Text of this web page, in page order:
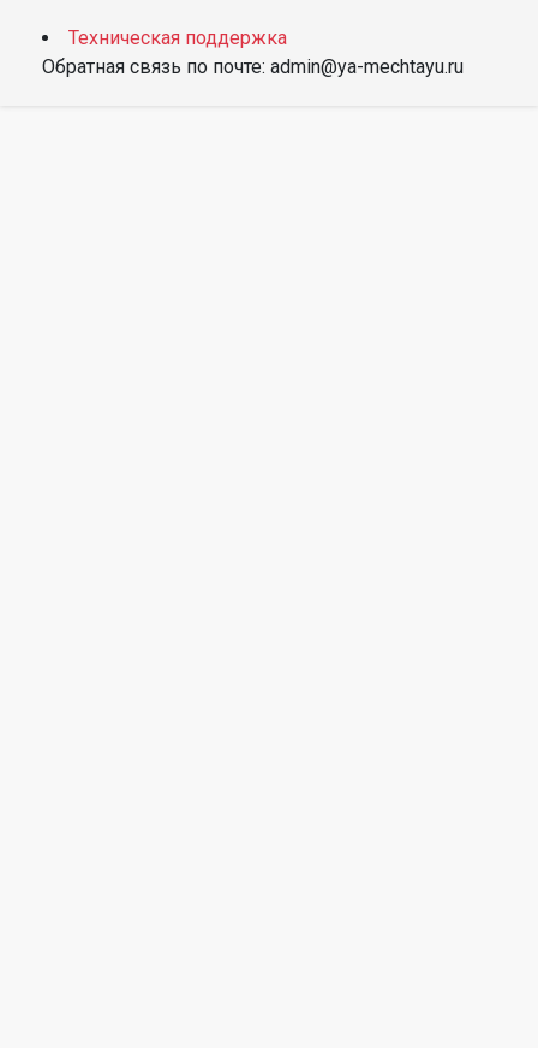
Техническая поддержка
Обратная связь по почте: admin@ya-mechtayu.ru